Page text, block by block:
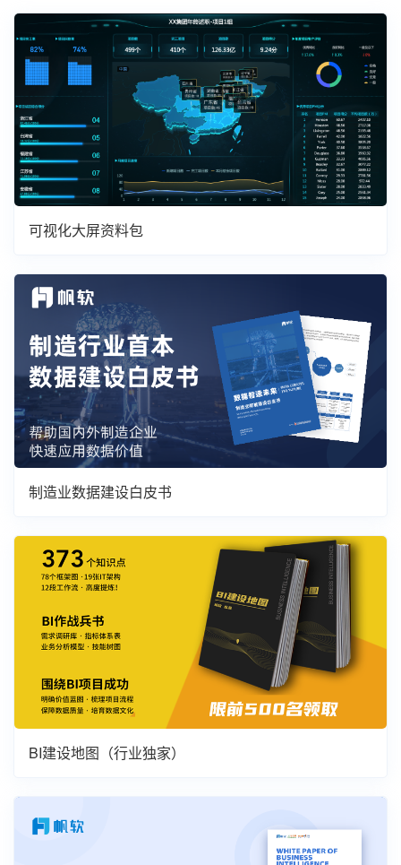
可视化大屏资料包
制造业数据建设白皮书
BI建设地图（行业独家）